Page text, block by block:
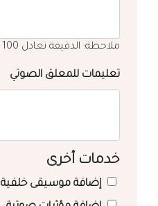
ملاحظة: الدقيقة تعادل 100 كلمة باللغة العربية
تعليمات للمعلق الصوتي
خدمات أخرى
إضافة موسيقى خلفية